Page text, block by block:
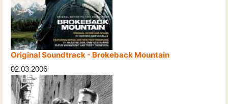
Original Soundtrack - Brokeback Mountain
02.03.2006